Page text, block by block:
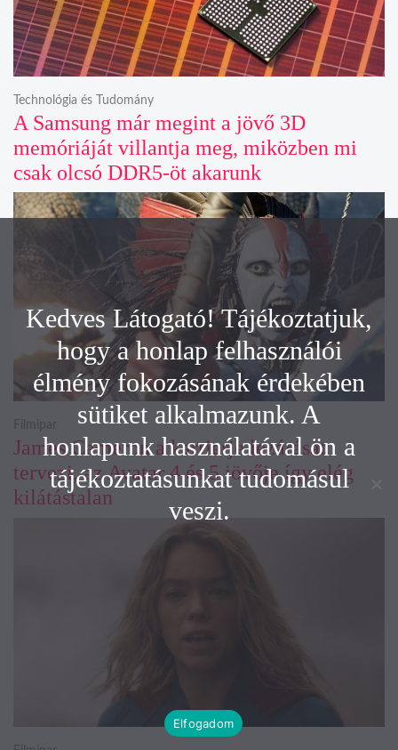
A Samsung már megint a jövő 3D
memóriáját villantja meg, miközben mi
csak olcsó DDR5-öt akarunk
Technológia és Tudomány
James Cameron a karrierje lezárását
tervezi, az Avatar 4 és 5 jövője így elég
kilátástalan
Filmipar
Kedves Látogató! Tájékoztatjuk,
hogy a honlap felhasználói
élmény fokozásának érdekében
sütiket alkalmazunk. A
honlapunk használatával ön a
tájékoztatásunkat tudomásul
veszi.
Elfogadom